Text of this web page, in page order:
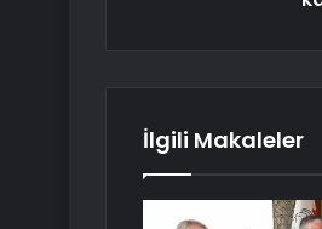
İlgili Makaleler